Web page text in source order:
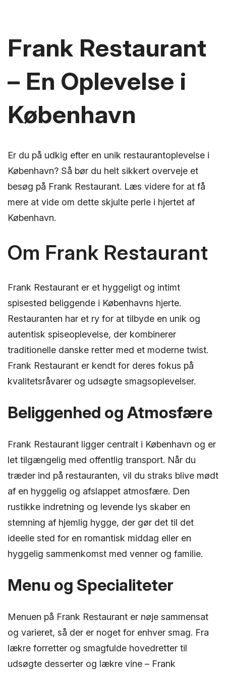
Frank Restaurant
– En Oplevelse i
København
Er du på udkig efter en unik restaurantoplevelse i
København? Så bør du helt sikkert overveje et
besøg på Frank Restaurant. Læs videre for at få
mere at vide om dette skjulte perle i hjertet af
København.
Om Frank Restaurant
Frank Restaurant er et hyggeligt og intimt
spisested beliggende i Københavns hjerte.
Restauranten har et ry for at tilbyde en unik og
autentisk spiseoplevelse, der kombinerer
traditionelle danske retter med et moderne twist.
Frank Restaurant er kendt for deres fokus på
kvalitetsråvarer og udsøgte smagsoplevelser.
Beliggenhed og Atmosfære
Frank Restaurant ligger centralt i København og er
let tilgængelig med offentlig transport. Når du
træder ind på restauranten, vil du straks blive mødt
af en hyggelig og afslappet atmosfære. Den
rustikke indretning og levende lys skaber en
stemning af hjemlig hygge, der gør det til det
ideelle sted for en romantisk middag eller en
hyggelig sammenkomst med venner og familie.
Menu og Specialiteter
Menuen på Frank Restaurant er nøje sammensat
og varieret, så der er noget for enhver smag. Fra
lækre forretter og smagfulde hovedretter til
udsøgte desserter og lækre vine – Frank